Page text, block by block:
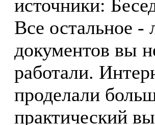
источники:
Все остальное -
документов вы
работали.
проделали
практический